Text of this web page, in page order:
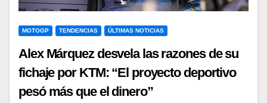
MOTOGP TENDENCIAS ÚLTIMAS NOTICIAS
Alex Márquez desvela las razones de su
fichaje por KTM: “El proyecto deportivo
pesó más que el dinero”